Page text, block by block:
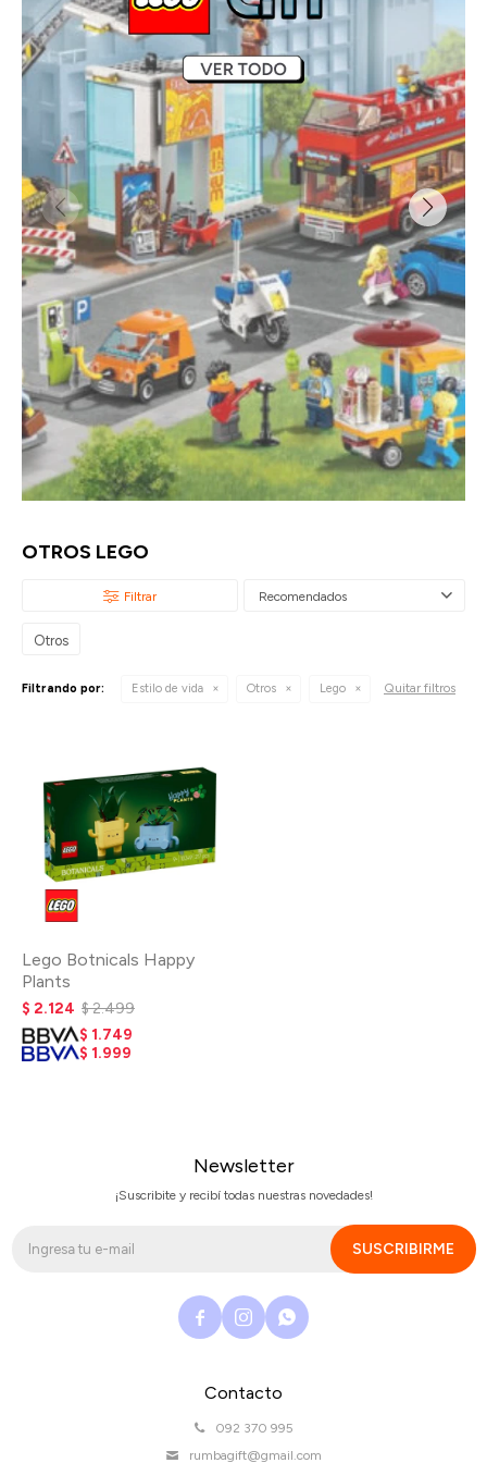
OTROS LEGO
Recomendados
Otros
Filtrando por: Estilo de vida Otros Lego Quitar filtros
Lego Botnicals Happy
Plants
$ 2.124 $2.499
$ 1.749
$ 1.999
Contacto
092 370 995
rumbagift@gmail.com
Newsletter
¡Suscribite y recibí todas nuestras novedades!
SUSCRIBIRME
  